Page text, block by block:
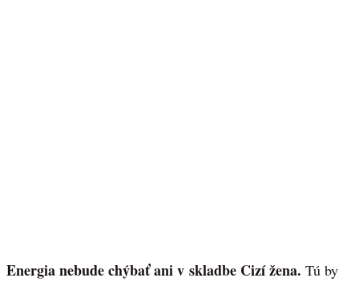
Energia nebude chýbať ani v skladbe Cizí žena. Tú by